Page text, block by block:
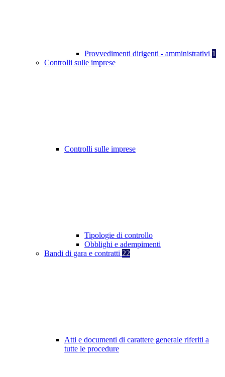
Provvedimenti dirigenti - amministrativi 1
Controlli sulle imprese
Controlli sulle imprese
Tipologie di controllo
Obblighi e adempimenti
Bandi di gara e contratti 22
Atti e documenti di carattere generale riferiti a
tutte le procedure